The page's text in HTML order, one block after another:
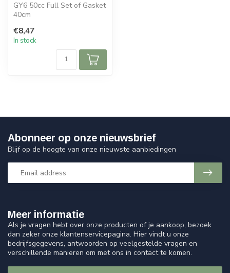
GY6 50cc Full Set of Gasket
40cm
€8,47
In stock
Meer informatie
Als je vragen hebt over onze producten of je aankoop, bezoek
dan zeker onze klantenservicepagina. Hier vindt u onze
bedrijfsgegevens, antwoorden op veelgestelde vragen en
verschillende manieren om met ons in contact te komen.
Abonneer op onze nieuwsbrief
Blijf op de hoogte van onze nieuwste aanbiedingen